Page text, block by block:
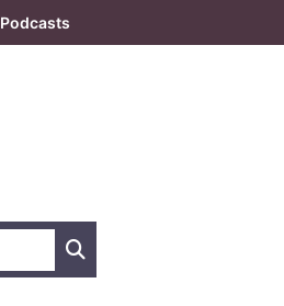
Podcasts